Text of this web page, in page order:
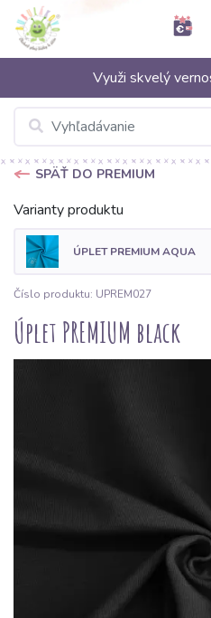
Využi skvelý
SPÄŤ DO PREMIUM
Varianty produktu
ÚPLET PREMIUM AQUA
Číslo produktu: UPREM027
Úplet PREMIUM black